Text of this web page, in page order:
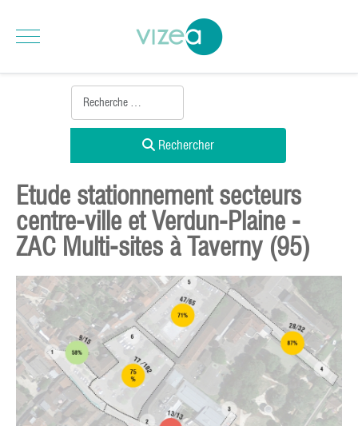
Rechercher
Etude stationnement secteurs
centre-ville et Verdun-Plaine -
ZAC Multi-sites à Taverny (95)